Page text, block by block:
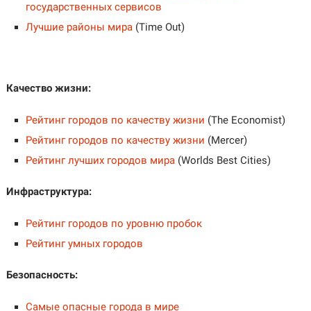
государственных сервисов
Лучшие районы мира (Time Out)
Качество жизни:
Рейтинг городов по качеству жизни (The Economist)
Рейтинг городов по качеству жизни (Mercer)
Рейтинг лучших городов мира (Worlds Best Cities)
Инфраструктура:
Рейтинг городов по уровню пробок
Рейтинг умных городов
Безопасность:
Самые опасные города в мире